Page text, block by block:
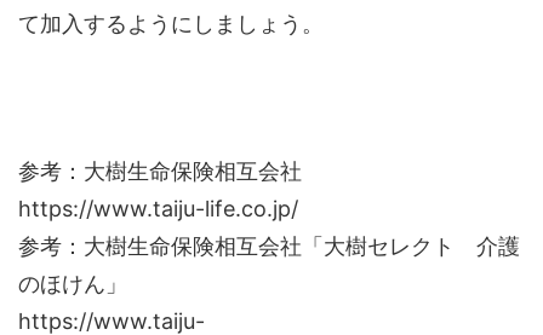
て加入するようにしましょう。
参考：大樹生命保険相互会社
https://www.taiju-life.co.jp/
参考：大樹生命保険相互会社「大樹セレクト 介護
のほけん」
https://www.taiju-